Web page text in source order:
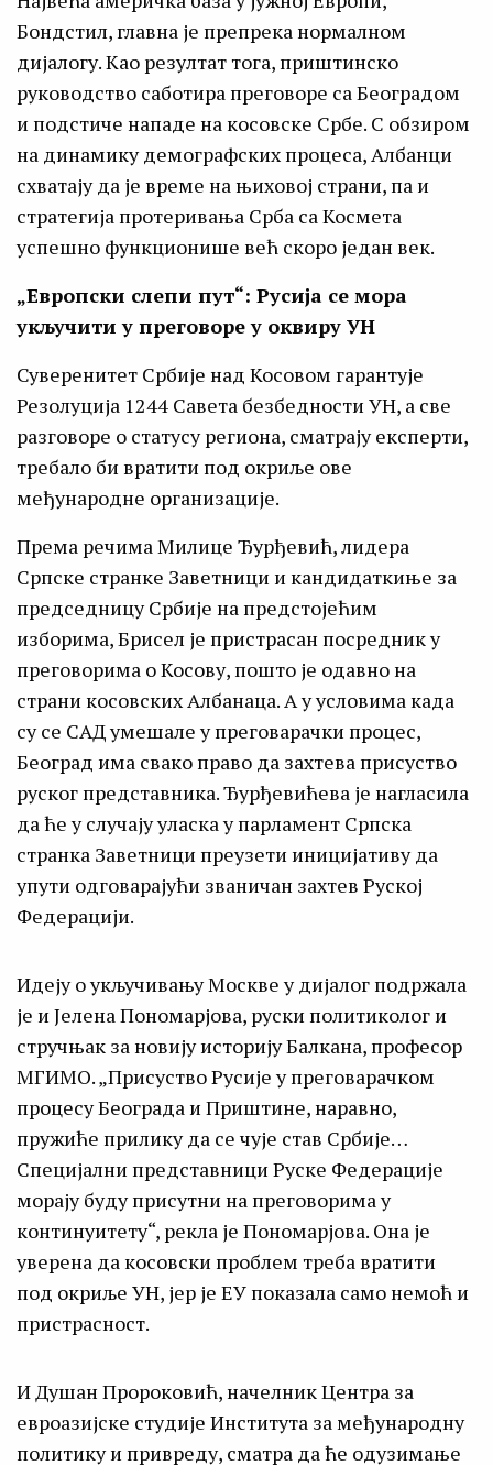
Бондстил, главна је препрека нормалном
дијалогу. Као резултат тога, приштинско
руководство саботира преговоре са Београдом
и подстиче нападе на косовске Србе. С обзиром
на динамику демографских процеса, Албанци
схватају да је време на њиховој страни, па и
стратегија протеривања Срба са Космета
успешно функционише већ скоро један век.
„Европски слепи пут“: Русија се мора
укључити у преговоре у оквиру УН
Суверенитет Србије над Косовом гарантује
Резолуција 1244 Савета безбедности УН, а све
разговоре о статусу региона, сматрају експерти,
требало би вратити под окриље ове
међународне организације.
Према речима Милице Ђурђевић, лидера
Српске странке Заветници и кандидаткиње за
председницу Србије на предстојећим
изборима, Брисел је пристрасан посредник у
преговорима о Косову, пошто је одавно на
страни косовских Албанаца. А у условима када
су се САД умешале у преговарачки процес,
Београд има свако право да захтева присуство
руског представника. Ђурђевићева је нагласила
да ће у случају уласка у парламент Српска
странка Заветници преузети иницијативу да
упути одговарајући званичан захтев Руској
Федерацији.
Идеју о укључивању Москве у дијалог подржала
је и Јелена Пономарјова, руски политиколог и
стручњак за новију историју Балкана, професор
МГИМО. „Присуство Русије у преговарачком
процесу Београда и Приштине, наравно,
пружиће прилику да се чује став Србије…
Специјални представници Руске Федерације
морају буду присутни на преговорима у
континуитету“, рекла је Пономарјова. Она је
уверена да косовски проблем треба вратити
под окриље УН, јер је ЕУ показала само немоћ и
пристрасност.
И Душан Пророковић, начелник Центра за
евроазијске студије Института за међународну
политику и привреду, сматра да ће одузимање